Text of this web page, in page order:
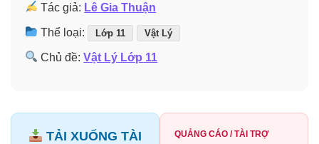
Tác giả: Lê Gia Thuận
Thể loại: Lớp 11 Vật Lý
Chủ đề:Vật Lý Lớp 11
TẢI XUỐNG TÀI
QUẢNG CÁO / TÀI TRỢ